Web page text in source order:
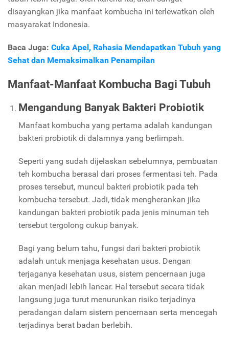
disayangkan jika manfaat kombucha ini terlewatkan oleh
masyarakat Indonesia.
Baca Juga: Cuka Apel, Rahasia Mendapatkan Tubuh yang
Sehat dan Memaksimalkan Penampilan
Manfaat-Manfaat Kombucha Bagi Tubuh
Mengandung Banyak Bakteri Probiotik
Manfaat kombucha yang pertama adalah kandungan
bakteri probiotik di dalamnya yang berlimpah.
Seperti yang sudah dijelaskan sebelumnya, pembuatan
teh kombucha berasal dari proses fermentasi teh. Pada
proses tersebut, muncul bakteri probiotik pada teh
kombucha tersebut. Jadi, tidak mengherankan jika
kandungan bakteri probiotik pada jenis minuman teh
tersebut tergolong cukup banyak.
Bagi yang belum tahu, fungsi dari bakteri probiotik
adalah untuk menjaga kesehatan usus. Dengan
terjaganya kesehatan usus, sistem pencernaan juga
akan menjadi lebih lancar. Hal tersebut secara tidak
langsung juga turut menurunkan risiko terjadinya
peradangan dalam sistem pencernaan serta mencegah
terjadinya berat badan berlebih.